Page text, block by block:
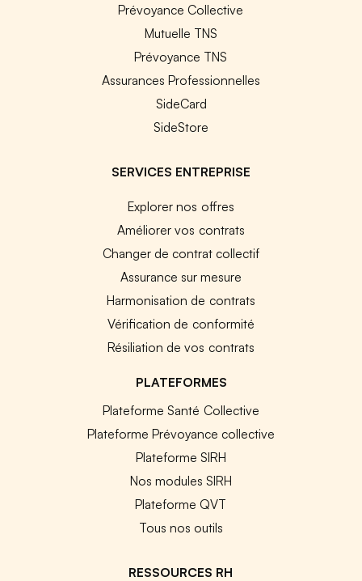
Prévoyance Collective
Mutuelle TNS
Prévoyance TNS
Assurances Professionnelles
SideCard
SideStore
SERVICES ENTREPRISE
Explorer nos offres
Améliorer vos contrats
Changer de contrat collectif
Assurance sur mesure
Harmonisation de contrats
Vérification de conformité
Résiliation de vos contrats
PLATEFORMES
Plateforme Santé Collective
Plateforme Prévoyance collective
Plateforme SIRH
Nos modules SIRH
Plateforme QVT
Tous nos outils
RESSOURCES RH